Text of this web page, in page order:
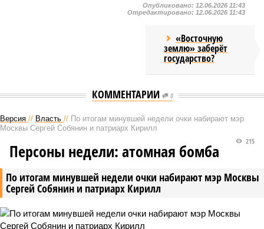
Опубликовано: 12.06.2026 11:43
Отредактировано: 12.06.2026 11:43
«Восточную
землю» заберёт
государство?
КОММЕНТАРИИ 0
Версия // Власть // По итогам минувшей недели очки набирают мэр
Москвы Сергей Собянин и патриарх Кирилл
По итогам минувшей недели очки набирают мэр Москвы
Сергей Собянин и патриарх Кирилл
215
Персоны недели: атомная бомба